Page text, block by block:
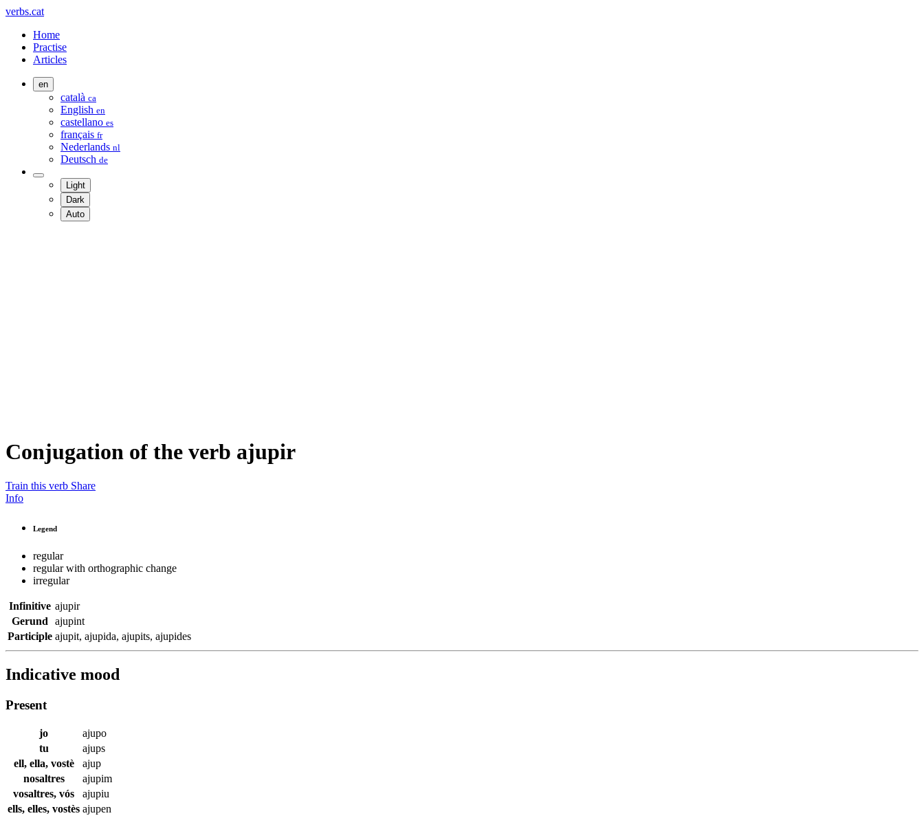
verbs.cat
Home
Practise
Articles
en
català ca
English en
castellano es
français fr
Nederlands nl
Deutsch de
Light
Dark
Auto
Conjugation of the verb ajupir
Train this verb Share
Info
Legend
regular
regular with orthographic change
irregular
Infinitive ajupir
Gerund
ajupint
Participle ajupit, ajupida, ajupits, ajupides
Indicative mood
Present
jo
ajupo
tu
ajups
ell, ella, vostè
ajup
nosaltres
ajupim
vosaltres, vós
ajupiu
ells, elles, vostès ajupen